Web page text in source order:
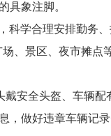
具象注脚。
科学合理安排勤务
、景区、夜市摊
戴安全头盔、车
，做好违章车辆